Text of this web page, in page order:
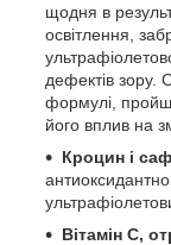
щодня в
освітлення,
дефектів зору.
формулі,
його вплив на
Кроцин і
Вітамін С,